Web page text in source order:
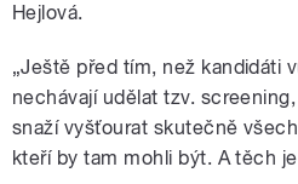
Hejlová.
„Ještě před tím, než kandidáti
nechávají udělat tzv.
snaží vyšťourat skutečně
kteří by tam mohli být. A těch